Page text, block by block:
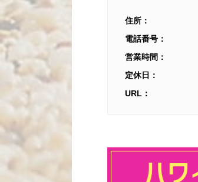
住所：
電話番号：
営業時間：
定休日：
URL：